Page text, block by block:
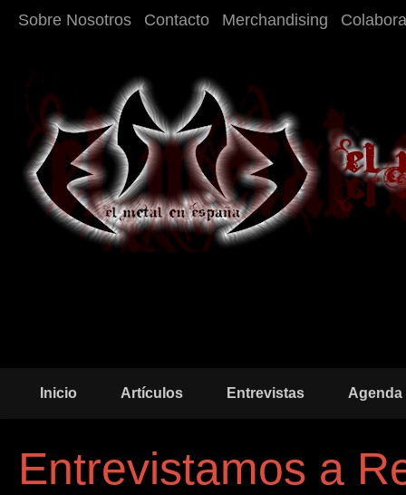
Sobre Nosotros Contacto Merchandising
Inicio Artículos Entrevistas Agenda
Entrevistamos a